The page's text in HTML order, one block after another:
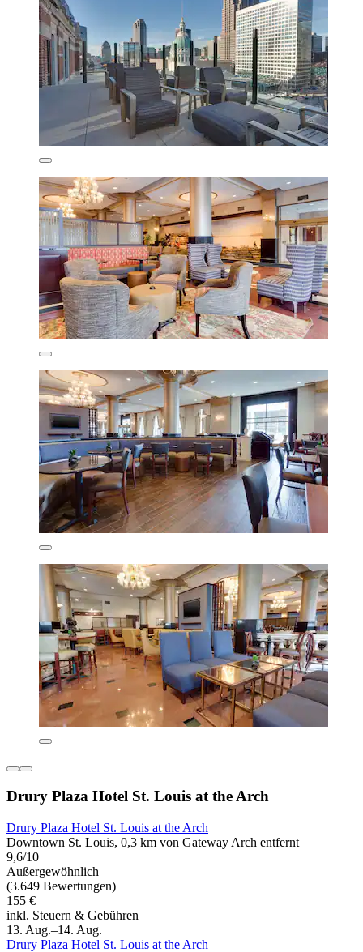
Drury Plaza Hotel St. Louis at the Arch
Drury Plaza Hotel St. Louis at the Arch
Downtown St. Louis, 0,3 km von Gateway Arch entfernt
9,6/10
Außergewöhnlich
(3.649 Bewertungen)
155 €
inkl. Steuern & Gebühren
13. Aug.–14. Aug.
Drury Plaza Hotel St. Louis at the Arch